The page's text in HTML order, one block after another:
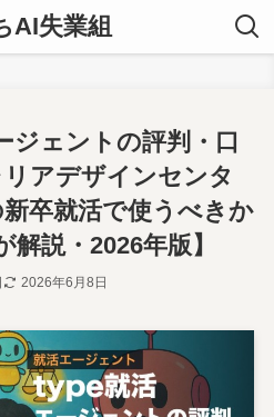
AI失業組
ジェントの評判・口
アデザインセンタ
卒就活で使うべきか
解説・2026年版】
2026年6月8日